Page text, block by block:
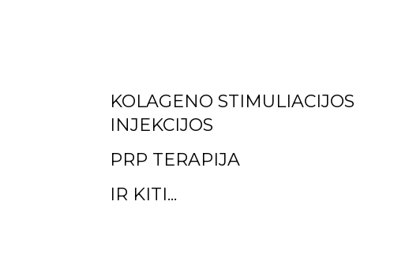
KOLAGENO STIMULIACIJOS
INJEKCIJOS
PRP TERAPIJA
IR KITI...